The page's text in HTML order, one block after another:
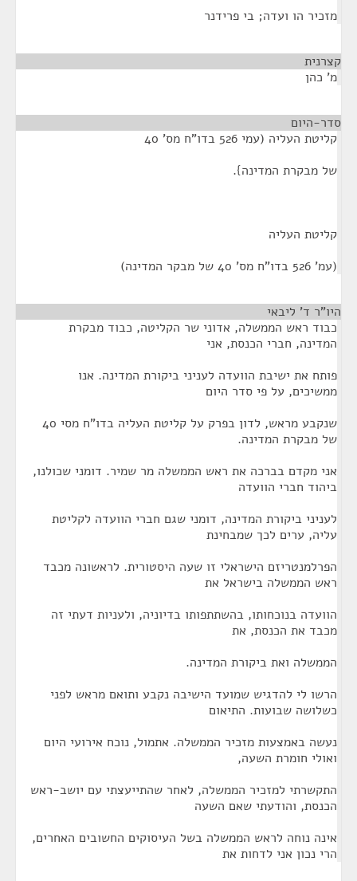
מזכיר הו ועדה; בי פרידנר
קצרנית
מ' כהן
סדר-היום
קליטת העליה (עמי 526 בדו"ח מס' 40
של מבקרת המדינה}.
קליטת העליה
(עמ' 526 בדו"ח מס' 40 של מבקר המדינה)
היו"ר ד' ליבאי
כבוד ראש הממשלה, אדוני שר הקליטה, כבוד מבקרת
המדינה, חברי הכנסת, אני
פותח את ישיבת הוועדה לעניני ביקורת המדינה. אנו
ממשיכים, על פי סדר היום
שנקבע מראש, לדון בפרק על קליטת העליה בדו"ח מסי 40
של מבקרת המדינה.
אני מקדם בברכה את ראש הממשלה מר שמיר. דומני שכולנו,
ביהוד חברי הוועדה
לעניני ביקורת המדינה, דומני שגם חברי הוועדה לקליטת
עליה, ערים לכך שמבחינת
הפרלמנטריזם הישראלי זו שעה היסטורית. לראשונה מכבד
ראש הממשלה בישראל את
הוועדה בנוכחותו, בהשתתפותו בדיוניה, ולעניות דעתי זה
מכבד את הכנסת, את
הממשלה ואת ביקורת המדינה.
הרשו לי להדגיש שמועד הישיבה נקבע ותואם מראש לפני
כשלושה שבועות. התיאום
נעשה באמצעות מזכיר הממשלה. אתמול, נוכח אירועי היום
ואולי חומרת השעה,
התקשרתי למזכיר הממשלה, לאחר שהתייעצתי עם יושב-ראש
הכנסת, והודעתי שאם השעה
אינה נוחה לראש הממשלה בשל העיסוקים החשובים האחרים,
הרי נכון אני לדחות את